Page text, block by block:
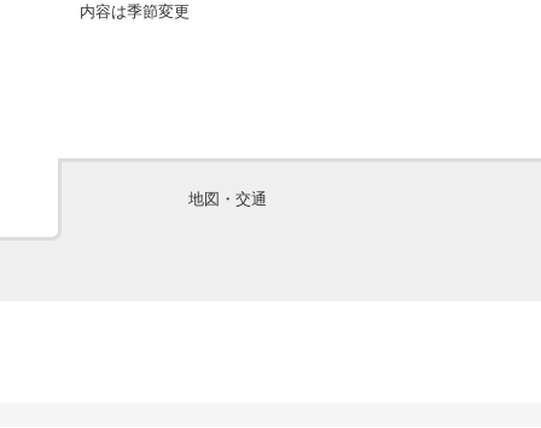
内容は季節変更
地図・交通